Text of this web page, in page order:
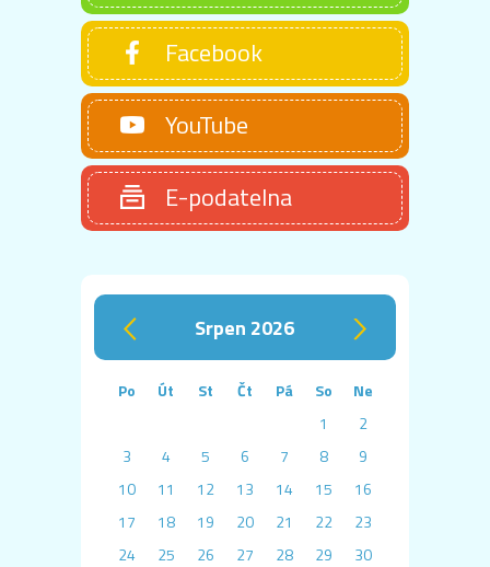
Facebook
YouTube
E-podatelna
‹ srpen 2026 ›
Po Út St Čt Pá So
Ne
1
2
3
4 5 6 7 8
9
10
11 12 13 14 15
16
17
18 19 20 21 22
23
24
25 26 27 28 29
30